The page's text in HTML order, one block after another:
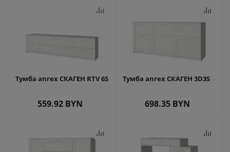
Тумба anrex СКАГЕН RTV 6S
559.92 BYN
Тумба anrex СКАГЕН 3D3S
698.35 BYN